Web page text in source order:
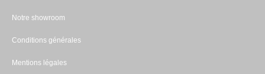
Notre showroom
Conditions générales
Mentions légales